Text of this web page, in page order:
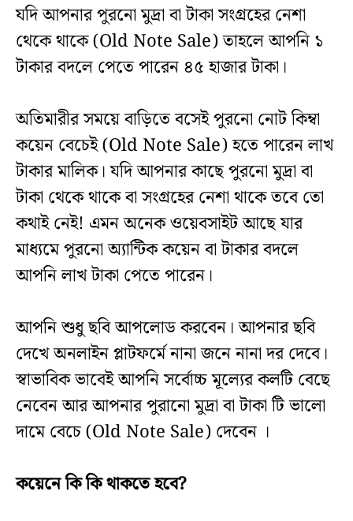
যদি আপনার পুরনো মুদ্রা বা টাকা সংগ্রহের নেশা
থেকে থাকে (Old Note Sale) তাহলে আপনি ১
টাকার বদলে পেতে পারেন ৪৫ হাজার টাকা।
অতিমারীর সময়ে বাড়়িতে বসেই পুরনো নোট কিম্বা
কয়েন বেচেই (Old Note Sale) হতে পারেন লাখ
টাকার মালিক। যদি আপনার কাছে পুরনো মুদ্রা বা
টাকা থেকে থাকে বা সংগ্রহের নেশা থাকে তবে তো
কথাই নেই! এমন অনেক ওয়েবসাইট আছে যার
মাধ্যমে পুরনো অ্যান্টিক কয়েন বা টাকার বদলে
আপনি লাখ টাকা পেতে পারেন।
আপনি শুধু ছবি আপলোড করবেন। আপনার ছবি
দেখে অনলাইন প্লাটফর্মে নানা জনে নানা দর দেবে।
স্বাভাবিক ভাবেই আপনি সর্বোচ্চ মূল্যের কলটি বেছে
নেবেন আর আপনার পুরানো মুদ্রা বা টাকা টি ভালো
দামে বেচে (Old Note Sale) দেবেন ।
কয়েনে কি কি থাকতে হবে?